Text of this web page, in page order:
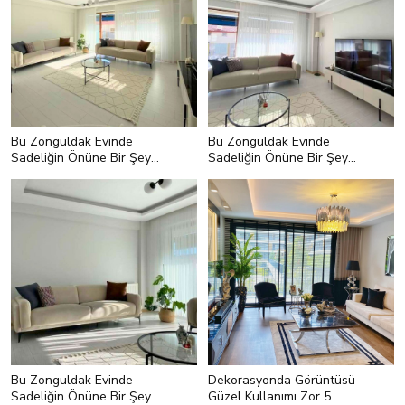
Bu Zonguldak Evinde
Sadeliğin Önüne Bir Şey
Bu Zonguldak Evinde
Sadeliğin Önüne Bir Şey
Bu Zonguldak Evinde
Sadeliğin Önüne Bir Şey
Dekorasyonda Görüntüsü
Güzel Kullanımı Zor 5